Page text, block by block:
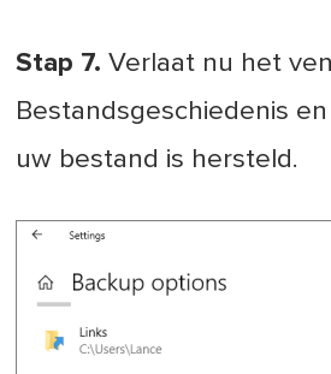
Stap 7.Verlaat nu het
Bestandsgeschiedenis
uw bestand is hersteld.